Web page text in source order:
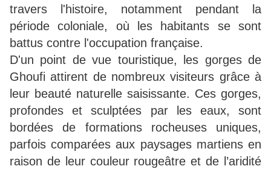
travers l'histoire, notamment pendant la
période coloniale, où les habitants se sont
battus contre l'occupation française.
D'un point de vue touristique, les gorges de
Ghoufi attirent de nombreux visiteurs grâce à
leur beauté naturelle saisissante. Ces gorges,
profondes et sculptées par les eaux, sont
bordées de formations rocheuses uniques,
parfois comparées aux paysages martiens en
raison de leur couleur rougeâtre et de l’aridité